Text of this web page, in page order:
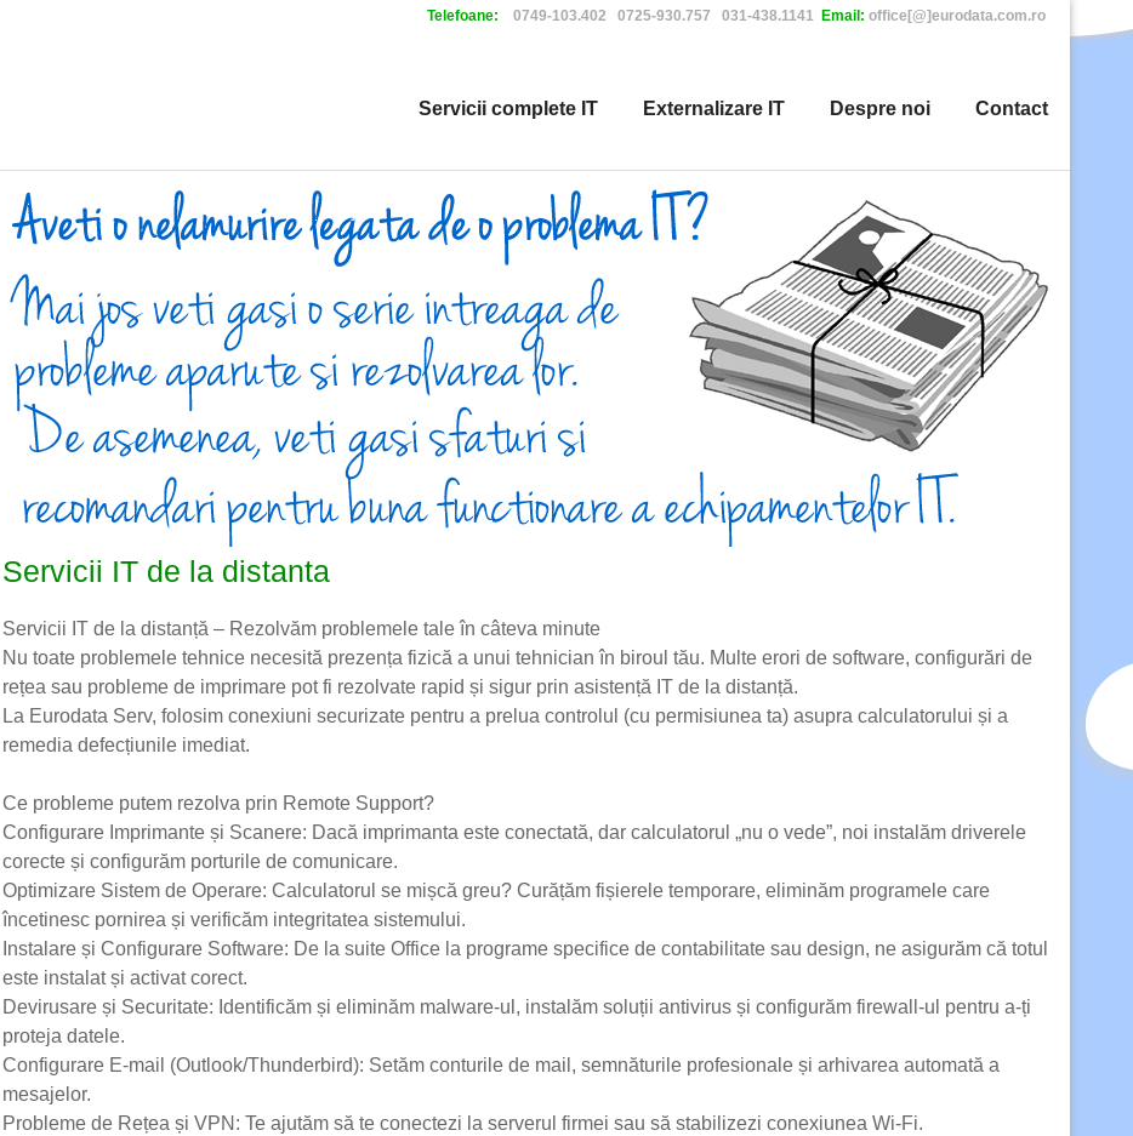
Telefoane: 0749-103.402 0725-930.757 031-438.1141 Email: office[@]eurodata.com.ro
Servicii complete IT Externalizare IT Despre noi Contact
Servicii IT de la distanta
Servicii IT de la distanță – Rezolvăm problemele tale în câteva minute
Nu toate problemele tehnice necesită prezența fizică a unui tehnician în biroul tău. Multe erori de software, configurări de
rețea sau probleme de imprimare pot fi rezolvate rapid și sigur prin asistență IT de la distanță.
La Eurodata Serv, folosim conexiuni securizate pentru a prelua controlul (cu permisiunea ta) asupra calculatorului și a
remedia defecțiunile imediat.
Ce probleme putem rezolva prin Remote Support?
Configurare Imprimante și Scanere: Dacă imprimanta este conectată, dar calculatorul „nu o vede”, noi instalăm driverele
corecte și configurăm porturile de comunicare.
Optimizare Sistem de Operare: Calculatorul se mișcă greu? Curățăm fișierele temporare, eliminăm programele care
încetinesc pornirea și verificăm integritatea sistemului.
Instalare și Configurare Software: De la suite Office la programe specifice de contabilitate sau design, ne asigurăm că totul
este instalat și activat corect.
Devirusare și Securitate: Identificăm și eliminăm malware-ul, instalăm soluții antivirus și configurăm firewall-ul pentru a-ți
proteja datele.
Configurare E-mail (Outlook/Thunderbird): Setăm conturile de mail, semnăturile profesionale și arhivarea automată a
mesajelor.
Probleme de Rețea și VPN: Te ajutăm să te conectezi la serverul firmei sau să stabilizezi conexiunea Wi-Fi.